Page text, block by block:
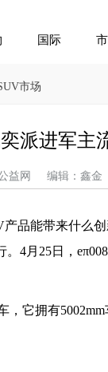
国际
市场
派进军主
益网 编辑：鑫金
品能带来什么
4月25日，
它拥有